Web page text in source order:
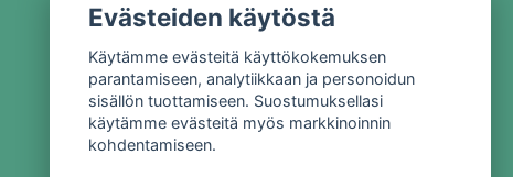
Meistä
Ota yhteyttä
Sopimusehdot
Tietosuojakäytäntö
Evästeiden käytöstä
Käytämme evästeitä käyttökokemuksen
parantamiseen, analytiikkaan ja personoidun
sisällön tuottamiseen. Suostumuksellasi
käytämme evästeitä myös markkinoinnin
kohdentamiseen.